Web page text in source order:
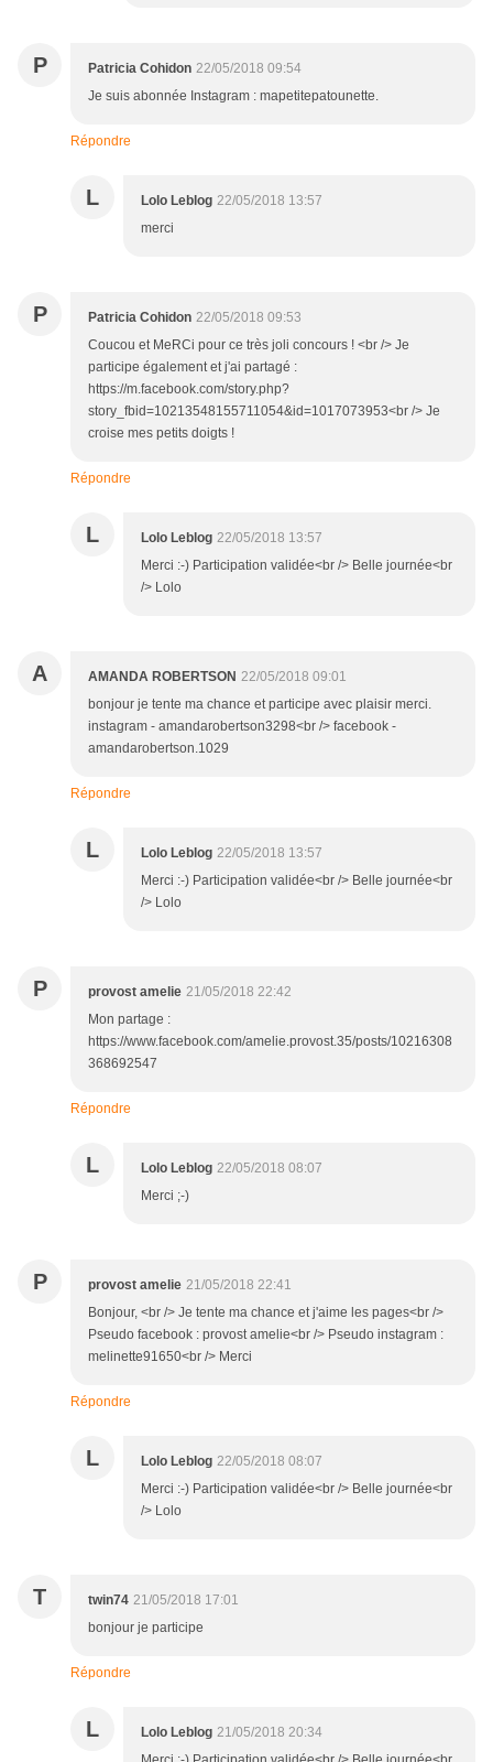
P Patricia Cohidon 22/05/2018 09:54
Je suis abonnée Instagram : mapetitepatounette.
Répondre
L Lolo Leblog 22/05/2018 13:57
merci
P Patricia Cohidon 22/05/2018 09:53
Coucou et MeRCi pour ce très joli concours ! <br /> Je
participe également et j'ai partagé :
https://m.facebook.com/story.php?
story_fbid=10213548155711054&id=1017073953<br /> Je
croise mes petits doigts !
Répondre
L Lolo Leblog 22/05/2018 13:57
Merci :-) Participation validée<br /> Belle journée<br
/> Lolo
A AMANDA ROBERTSON 22/05/2018 09:01
bonjour je tente ma chance et participe avec plaisir merci.
instagram - amandarobertson3298<br /> facebook -
amandarobertson.1029
Répondre
L Lolo Leblog 22/05/2018 13:57
Merci :-) Participation validée<br /> Belle journée<br
/> Lolo
P provost amelie 21/05/2018 22:42
Mon partage :
https://www.facebook.com/amelie.provost.35/posts/10216308
368692547
Répondre
L Lolo Leblog 22/05/2018 08:07
Merci ;-)
P provost amelie 21/05/2018 22:41
Bonjour, <br /> Je tente ma chance et j'aime les pages<br />
Pseudo facebook : provost amelie<br /> Pseudo instagram :
melinette91650<br /> Merci
Répondre
L Lolo Leblog 22/05/2018 08:07
Merci :-) Participation validée<br /> Belle journée<br
/> Lolo
T twin74 21/05/2018 17:01
bonjour je participe
Répondre
L Lolo Leblog 21/05/2018 20:34